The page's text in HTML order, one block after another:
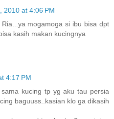
2010 at 4:06 PM
mogamoga si ibu bisa dpt
kasih makan kucingnya
4:17 PM
kucing tp yg aku tau persia
baguuss..kasian klo ga dikasih